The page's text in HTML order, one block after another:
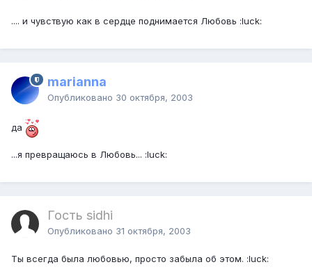
.... и чувствую как в сердце поднимается Любовь :luck:
marianna
Опубликовано 30 октября, 2003
да
...я превращаюсь в Любовь... :luck:
Гость sidhi
Опубликовано 31 октября, 2003
Ты всегда была любовью, просто забыла об этом. :luck: